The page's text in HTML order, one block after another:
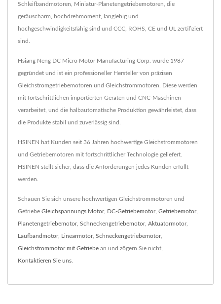
Schleifbandmotoren, Miniatur-Planetengetriebemotoren, die
geräuscharm, hochdrehmoment, langlebig und
hochgeschwindigkeitsfähig sind und CCC, ROHS, CE und UL zertifiziert
sind.
Hsiang Neng DC Micro Motor Manufacturing Corp. wurde 1987
gegründet und ist ein professioneller Hersteller von präzisen
Gleichstromgetriebemotoren und Gleichstrommotoren. Diese werden
mit fortschrittlichen importierten Geräten und CNC-Maschinen
verarbeitet, und die halbautomatische Produktion gewährleistet, dass
die Produkte stabil und zuverlässig sind.
HSINEN hat Kunden seit 36 Jahren hochwertige Gleichstrommotoren
und Getriebemotoren mit fortschrittlicher Technologie geliefert.
HSINEN stellt sicher, dass die Anforderungen jedes Kunden erfüllt
werden.
Schauen Sie sich unsere hochwertigen Gleichstrommotoren und
Getriebe Gleichspannungs Motor, DC-Getriebemotor, Getriebemotor,
Planetengetriebemotor, Schneckengetriebemotor, Aktuatormotor,
Laufbandmotor, Linearmotor, Schneckengetriebemotor,
Gleichstrommotor mit Getriebe an und zögern Sie nicht,
Kontaktieren Sie uns